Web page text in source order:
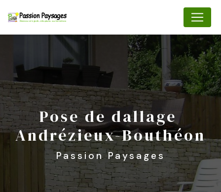
pose de dallage
Andrézieux-Bouthéon
Passion Paysages